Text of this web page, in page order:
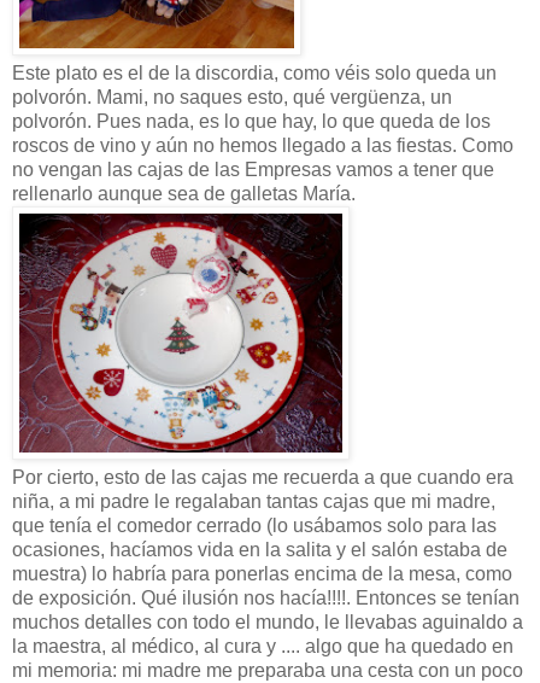
Este plato es el de la discordia, como véis solo queda un
polvorón. Mami, no saques esto, qué vergüenza, un
polvorón. Pues nada, es lo que hay, lo que queda de los
roscos de vino y aún no hemos llegado a las fiestas. Como
no vengan las cajas de las Empresas vamos a tener que
rellenarlo aunque sea de galletas María.
Por cierto, esto de las cajas me recuerda a que cuando era
niña, a mi padre le regalaban tantas cajas que mi madre,
que tenía el comedor cerrado (lo usábamos solo para las
ocasiones, hacíamos vida en la salita y el salón estaba de
muestra) lo habría para ponerlas encima de la mesa, como
de exposición. Qué ilusión nos hacía!!!!. Entonces se tenían
muchos detalles con todo el mundo, le llevabas aguinaldo a
la maestra, al médico, al cura y .... algo que ha quedado en
mi memoria: mi madre me preparaba una cesta con un poco